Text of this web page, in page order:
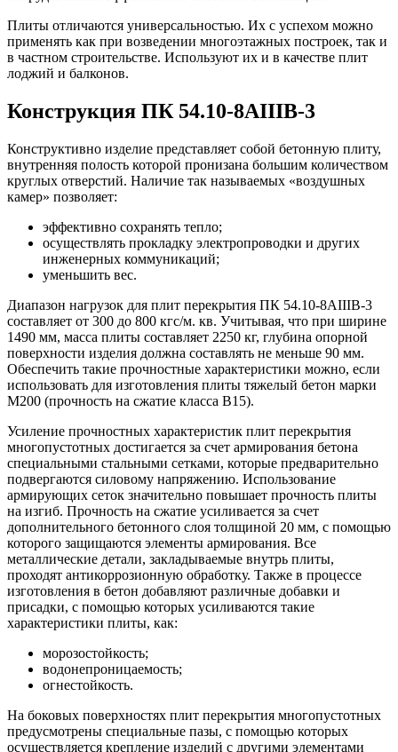
Плиты отличаются универсальностью. Их с успехом можно
применять как при возведении многоэтажных построек, так и
в частном строительстве. Используют их и в качестве плит
лоджий и балконов.
Конструкция ПК 54.10-8АIIIВ-3
Конструктивно изделие представляет собой бетонную плиту,
внутренняя полость которой пронизана большим количеством
круглых отверстий. Наличие так называемых «воздушных
камер» позволяет:
эффективно сохранять тепло;
осуществлять прокладку электропроводки и других
инженерных коммуникаций;
уменьшить вес.
Диапазон нагрузок для плит перекрытия ПК 54.10-8АIIIВ-3
составляет от 300 до 800 кгс/м. кв. Учитывая, что при ширине
1490 мм, масса плиты составляет 2250 кг, глубина опорной
поверхности изделия должна составлять не меньше 90 мм.
Обеспечить такие прочностные характеристики можно, если
использовать для изготовления плиты тяжелый бетон марки
М200 (прочность на сжатие класса В15).
Усиление прочностных характеристик плит перекрытия
многопустотных достигается за счет армирования бетона
специальными стальными сетками, которые предварительно
подвергаются силовому напряжению. Использование
армирующих сеток значительно повышает прочность плиты
на изгиб. Прочность на сжатие усиливается за счет
дополнительного бетонного слоя толщиной 20 мм, с помощью
которого защищаются элементы армирования. Все
металлические детали, закладываемые внутрь плиты,
проходят антикоррозионную обработку. Также в процессе
изготовления в бетон добавляют различные добавки и
присадки, с помощью которых усиливаются такие
характеристики плиты, как:
морозостойкость;
водонепроницаемость;
огнестойкость.
На боковых поверхностях плит перекрытия многопустотных
предусмотрены специальные пазы, с помощью которых
осуществляется крепление изделий с другими элементами